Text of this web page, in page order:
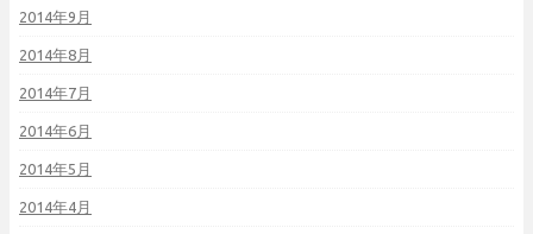
2014年9月
2014年8月
2014年7月
2014年6月
2014年5月
2014年4月